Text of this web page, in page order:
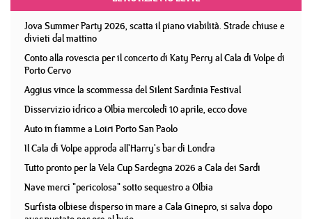
Jova Summer Party 2026, scatta il piano viabilità. Strade chiuse e
divieti dal mattino
Conto alla rovescia per il concerto di Katy Perry al Cala di Volpe di
Porto Cervo
Aggius vince la scommessa del Silent Sardinia Festival
Disservizio idrico a Olbia mercoledì 10 aprile, ecco dove
Auto in fiamme a Loiri Porto San Paolo
Il Cala di Volpe approda all'Harry's bar di Londra
Tutto pronto per la Vela Cup Sardegna 2026 a Cala dei Sardi
Nave merci "pericolosa" sotto sequestro a Olbia
Surfista olbiese disperso in mare a Cala Ginepro, si salva dopo